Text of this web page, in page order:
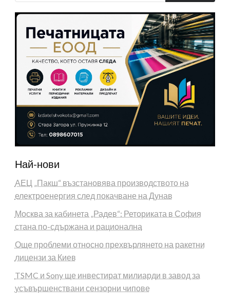
Най-нови
АЕЦ „Пакш“ възстановява производството на
електроенергия след покачване на Дунав
Москва за кабинета „Радев“: Реториката в София
стана по-сдържана и рационална
Още проблеми относно прехвърлянето на ракетни
лицензи за Киев
TSMC и Sony ще инвестират милиарди в завод за
усъвършенствани сензорни чипове